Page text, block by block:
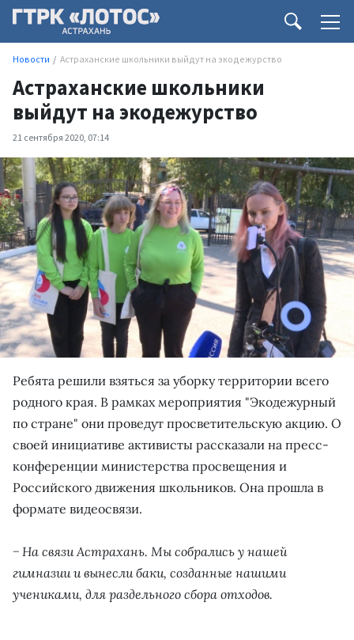
Новости Астраханские школьники выйдут на экодежурство
Астраханские школьники
выйдут на экодежурство
21 сентября 2020, 07:14
Ребята решили взяться за уборку территории всего
родного края. В рамках мероприятия "Экодежурный
по стране" они проведут просветительскую акцию. О
своей инициативе активисты рассказали на пресс-
конференции министерства просвещения и
Российского движения школьников. Она прошла в
формате видеосвязи.
− На связи Астрахань. Мы собрались у нашей
гимназии и вынесли баки, созданные нашими
учениками, для раздельного сбора отходов.